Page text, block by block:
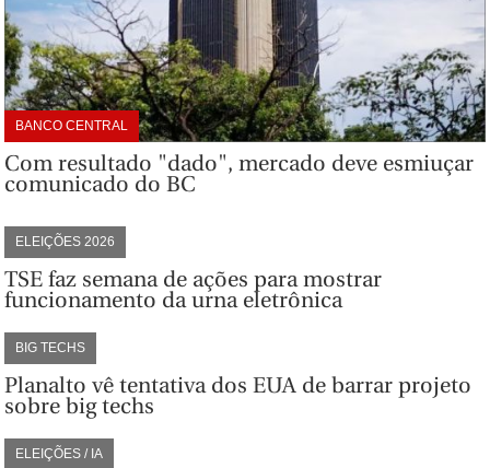
BANCO CENTRAL
Com resultado "dado", mercado deve esmiuçar
comunicado do BC
ELEIÇÕES 2026
TSE faz semana de ações para mostrar
funcionamento da urna eletrônica
BIG TECHS
Planalto vê tentativa dos EUA de barrar projeto
sobre big techs
ELEIÇÕES / IA